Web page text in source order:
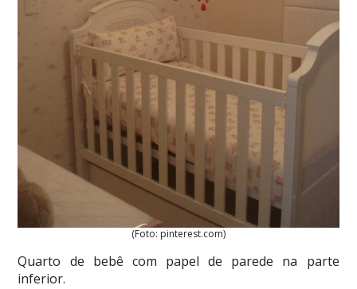
(Foto: pinterest.com)
Quarto de bebê com papel de parede na parte
inferior.